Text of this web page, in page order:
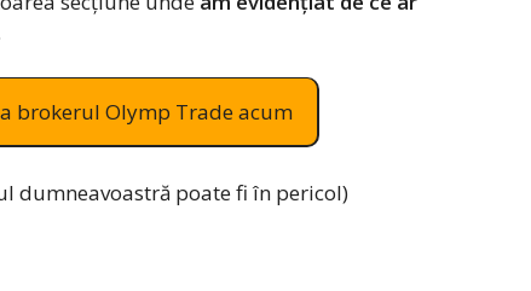
brokerul Olymp Trade acum
dumneavoastră poate fi în pericol)